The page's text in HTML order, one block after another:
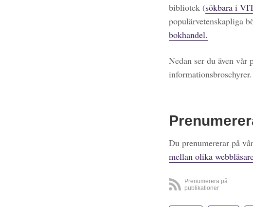
bibliotek (sökbara i
populärvetenskapliga
bokhandel.
Nedan ser du även
informationsbroschyrer.
Du prenumererar på
mellan olika
Prenumerera på
publikationer